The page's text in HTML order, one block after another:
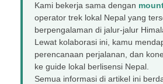
Kami bekerja sama dengan
operator trek lokal Nepal yang
berpengalaman di jalur-jalur
Lewat kolaborasi ini, kamu
perencanaan perjalanan, dan
ke guide lokal berlisensi Nepal.
Semua informasi di artikel ini